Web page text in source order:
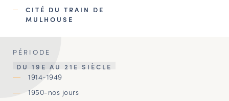
CITÉ DU TRAIN DE
MULHOUSE
PÉRIODE
DU 19E AU 21E SIÈCLE
1914-1949
1950-nos jours